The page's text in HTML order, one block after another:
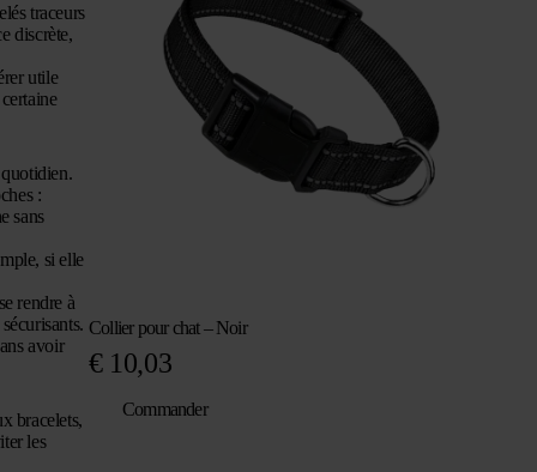
traceurs
discrète,
utile
:
sans
si elle
rendre à
avoir
bracelets,
les
Collier pour chat – Noir
€10,03
Commander